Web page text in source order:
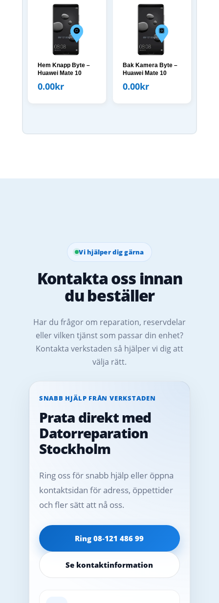
Hem Knapp Byte –
Huawei Mate 10
0.00kr
Bak Kamera Byte –
Huawei Mate 10
0.00kr
Vi hjälper dig gärna
Kontakta oss innan
du beställer
Har du frågor om reparation, reservdelar
eller vilken tjänst som passar din enhet?
Kontakta verkstaden så hjälper vi dig att
välja rätt.
SNABB HJÄLP FRÅN VERKSTADEN
Prata direkt med
Datorreparation
Stockholm
Ring oss för snabb hjälp eller öppna
kontaktsidan för adress, öppettider
och fler sätt att nå oss.
Ring 08‑121 486 99
Se kontaktinformation